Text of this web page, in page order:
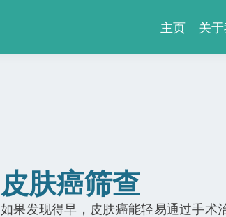
主页 关
皮肤癌筛查
如果发现得早，皮肤癌能轻易通过手术